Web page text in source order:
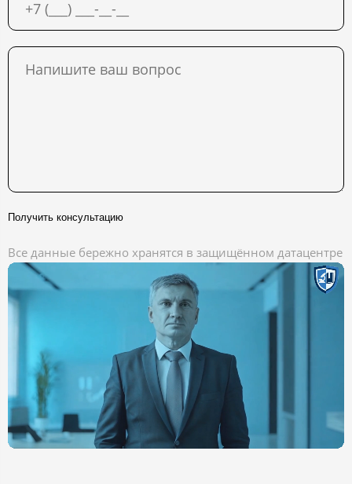
Получить консультацию
Все данные бережно хранятся в защищённом датацентре